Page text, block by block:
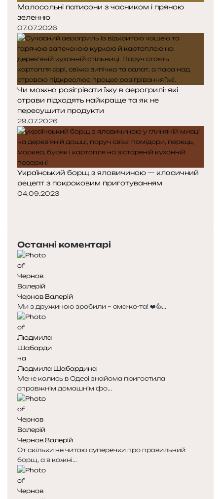
Малосольні патисони з часником і пряною
зеленню
07.07.2026
Чи можна розігрівати їжу в аерогрилі: які
страви підходять найкраще та як не
пересушити продукти
29.07.2026
Український борщ з яловичиною — класичний
рецепт з покроковим приготуванням
04.09.2023
Останні коментарі
Чернов Валерій
Ми з дружиною зробили – сма-ко-та! ❤️👍...
Людмила Шабардина
Мене колись в Одесі знайома пригостила
справжнім домашнім фо...
Чернов Валерій
От скільки не читаю суперечки про правильний
борщ, а в кожні...